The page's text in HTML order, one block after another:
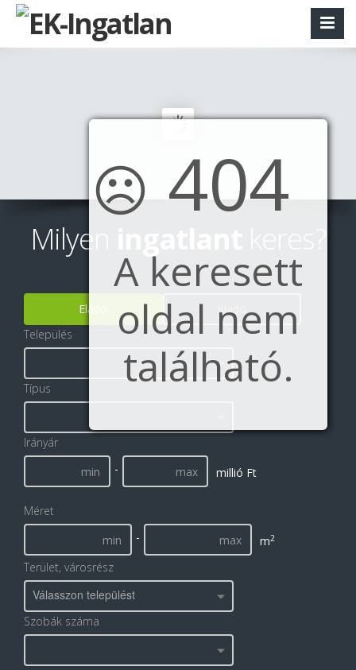
☹ 404
A keresett
oldal nem
található.
Milyen
Eladó
Kiadó
Település
Típus
Irányár
-
millió Ft
Méret
-
m2
Terület, városrész
Válasszon települést
Szobák száma